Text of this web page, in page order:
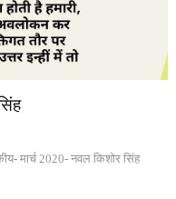
मार्च 2020- नवल किशोर सिंह